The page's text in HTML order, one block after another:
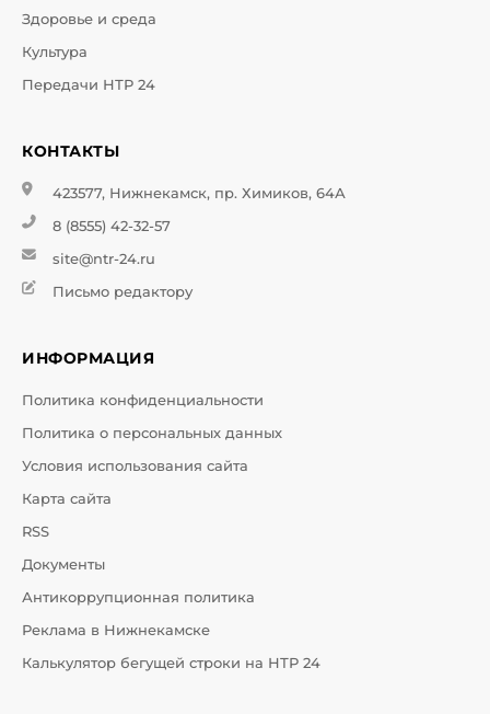
Здоровье и среда
Культура
Передачи НТР 24
КОНТАКТЫ
423577, Нижнекамск, пр. Химиков, 64А
8 (8555) 42-32-57
site@ntr-24.ru
Письмо редактору
ИНФОРМАЦИЯ
Политика конфиденциальности
Политика о персональных данных
Условия использования сайта
Карта сайта
RSS
Документы
Антикоррупционная политика
Реклама в Нижнекамске
Калькулятор бегущей строки на НТР 24